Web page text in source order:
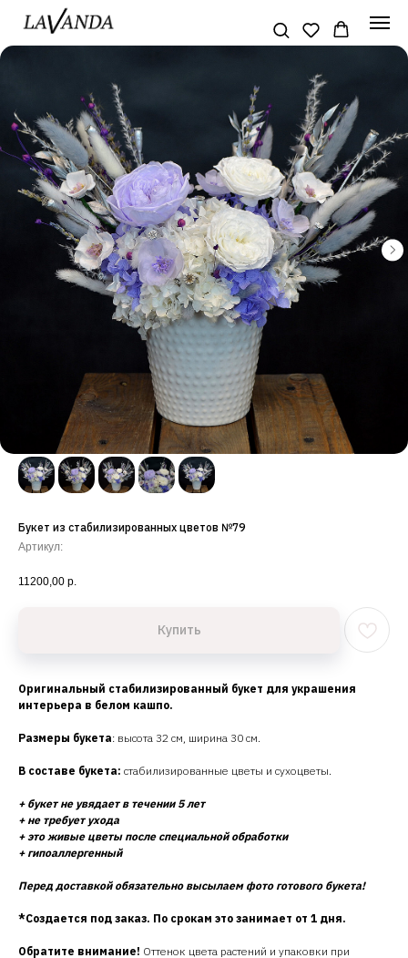
Букет из стабилизированных цветов №79
Артикул:
11200,00 р.
Купить
Оригинальный стабилизированный букет для украшения
интерьера в белом кашпо.
Размеры букета: высота 32 см, ширина 30 см.
В составе букета: стабилизированные цветы и сухоцветы.
+ букет не увядает в течении 5 лет
+ не требует ухода
+ это живые цветы после специальной обработки
+ гипоаллергенный
Перед доставкой обязательно высылаем фото готового букета!
*Создается под заказ. По срокам это занимает от 1 дня.
Обратите внимание! Оттенок цвета растений и упаковки при